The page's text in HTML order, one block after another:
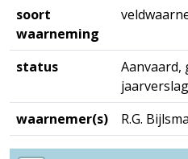
soort
waarneming
status
Aanvaard,
waarnemer(s)
R.G. Bijlsma